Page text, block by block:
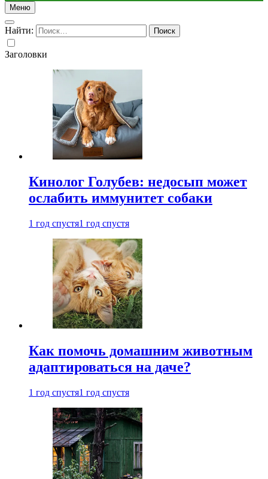
Меню
Найти:
Заголовки
Кинолог Голубев: недосып может
ослабить иммунитет собаки
1 год спустя1 год спустя
Как помочь домашним животным
адаптироваться на даче?
1 год спустя1 год спустя